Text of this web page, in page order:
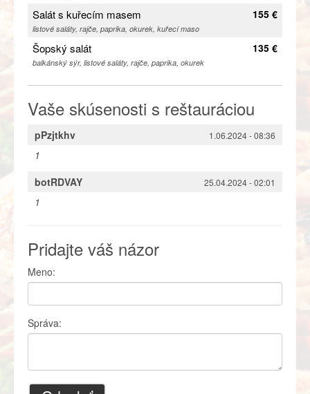
Salát s kuřecím masem
listové saláty, rajče, paprika, okurek, kuřecí maso
155 €
Šopský salát
balkánský sýr, listové saláty, rajče, paprika, okurek
135 €
Vaše skúsenosti s reštauráciou
pPzjtkhv 1.06.2024 - 08:36
1
botRDVAY
25.04.2024 - 02:01
1
Pridajte váš názor
Meno:
Správa: